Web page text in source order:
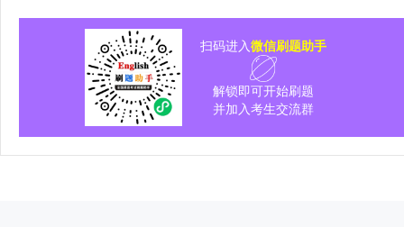
扫码进入微信刷题助手
解锁即可开始刷题
并加入考生交流群